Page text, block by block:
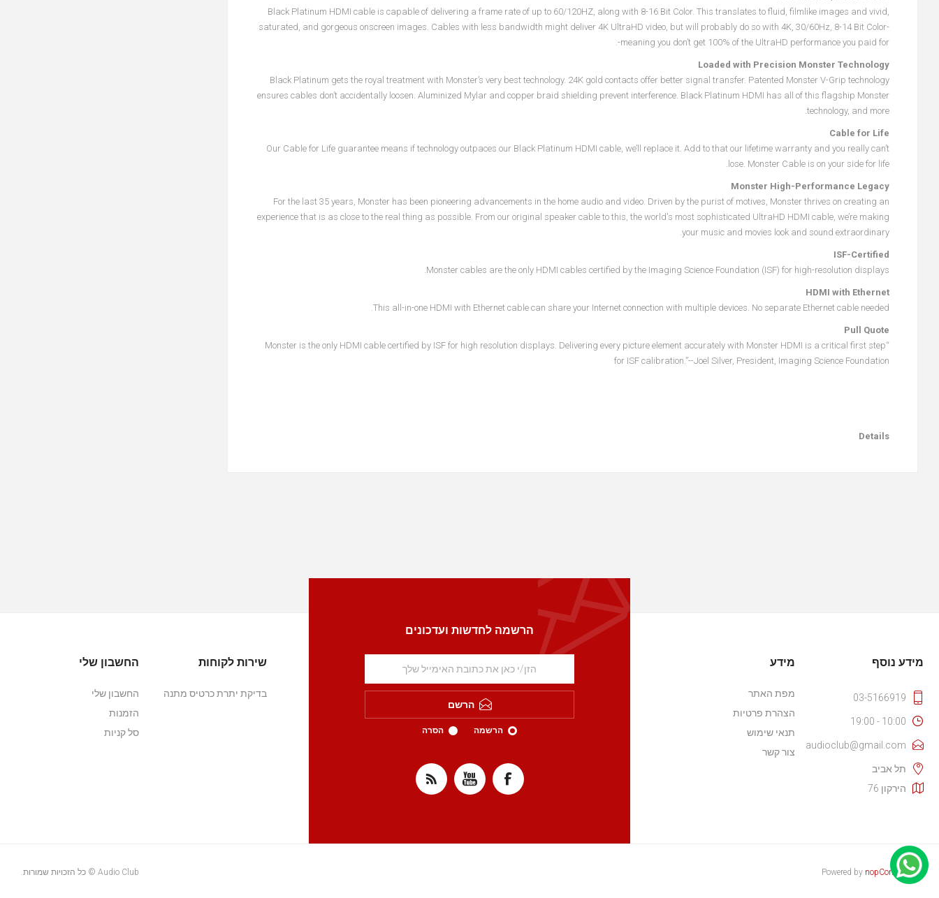
Black Platinum HDMI cable is capable of delivering a frame rate of up to 60/120HZ, along with 8-16 Bit Color. This translates to fluid, filmlike images and vivid,
saturated, and gorgeous onscreen images. Cables with less bandwidth might deliver 4K UltraHD video, but will probably do so with 4K, 30/60Hz, 8-14 Bit Color-
-meaning you don’t get 100% of the UltraHD performance you paid for.
Loaded with Precision Monster Technology
Black Platinum gets the royal treatment with Monster’s very best technology. 24K gold contacts offer better signal transfer. Patented Monster V-Grip technology
ensures cables don’t accidentally loosen. Aluminized Mylar and copper braid shielding prevent interference. Black Platinum HDMI has all of this flagship Monster
technology, and more.
Cable for Life
Our Cable for Life guarantee means if technology outpaces our Black Platinum HDMI cable, we’ll replace it. Add to that our lifetime warranty and you really can’t
lose. Monster Cable is on your side for life.
Monster High-Performance Legacy
For the last 35 years, Monster has been pioneering advancements in the home audio and video. Driven by the purist of motives, Monster thrives on creating an
experience that is as close to the real thing as possible. From our original speaker cable to this, the world's most sophisticated UltraHD HDMI cable, we’re making
your music and movies look and sound extraordinary.
ISF-Certified
Monster cables are the only HDMI cables certified by the Imaging Science Foundation (ISF) for high-resolution displays.
HDMI with Ethernet
This all-in-one HDMI with Ethernet cable can share your Internet connection with multiple devices. No separate Ethernet cable needed.
Pull Quote
“Monster is the only HDMI cable certified by ISF for high resolution displays. Delivering every picture element accurately with Monster HDMI is a critical first step
for ISF calibration.”--Joel Silver, President, Imaging Science Foundation
Details
הרשמה לחדשות ועדכונים
הרשם
הרשמה הסרה
מידע נוסף
03-5166919
10:00 - 19:00
audioclub@gmail.com
תל אביב
הירקון 76
מידע
מפת האתר
הצהרת פרטיות
תנאי שימוש
צור קשר
שירות לקוחות
בדיקת יתרת כרטיס מתנה
החשבון שלי
החשבון שלי
הזמנות
סל קניות
Powered by nopCommerce Audio Club © כל הזכויות שמורות.